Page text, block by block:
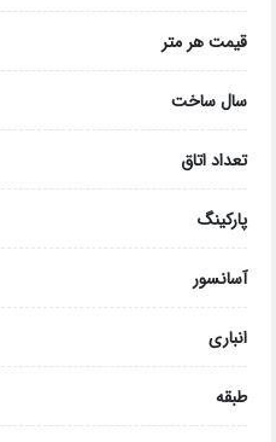
قیمت هر متر
سال ساخت
تعداد اتاق
پارکینگ
آسانسور
انباری
طبقه